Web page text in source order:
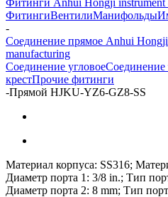
ФитингиВентилиМанифольды
-
Соединение прямое Anhui
manufacturing
Соединение угловоеСоединение
крестПрочие фитинги
-Прямой HJKU-YZ6-GZ8-SS
Материал корпуса: SS316;
Диаметр порта 1: 3/8 in.; Тип
Диаметр порта 2: 8 mm; Тип